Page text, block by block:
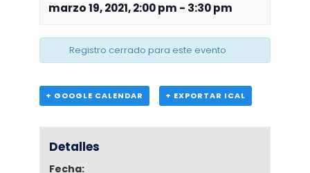
marzo 19, 2021, 2:00 pm - 3:30 pm
Registro cerrado para este evento
+ GOOGLE CALENDAR + EXPORTAR ICAL
Detalles
Fecha: